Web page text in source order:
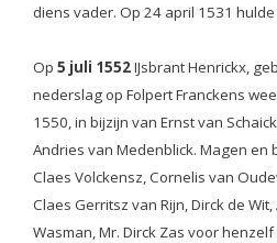
diens vader. Op 24 april 1531
Op 5 juli 1552IJsbrant Henrickx,
nederslag op Folpert Franckens
1550, in bijzijn van Ernst van
Andries van Medenblick. Magen en
Claes Volckensz, Cornelis van
Claes Gerritsz van Rijn, Dirck de Wit,
Wasman, Mr. Dirck Zas voor